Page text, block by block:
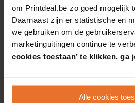
om Printdeal.be zo goed mogelijk
Daarnaast zijn er statistische en
we gebruiken om de
marketinguitingen continue te
cookies toestaan’ te klikken, ga
Alle cookies